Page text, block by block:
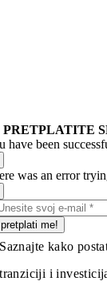
PRETPLATITE
have been
was an error
pretplati me!
Saznajte kako
tranziciji i